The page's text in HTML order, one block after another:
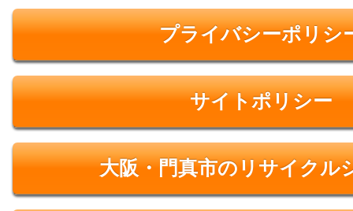
プライバシーポリシ
サイトポリシー
大阪・門真市のリサイクル